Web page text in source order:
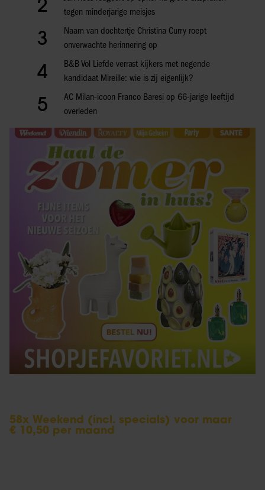
2
tegen minderjarige meisjes
3
Naam van dochtertje Christina Curry roept
onverwachte herinnering op
4
B&B Vol Liefde verrast kijkers met negende
kandidaat Mireille: wie is zij eigenlijk?
5
AC Milan-icoon Franco Baresi op 66-jarige leeftijd
overleden
58x Weekend (incl. specials) voor maar
€ 10,50 per maand